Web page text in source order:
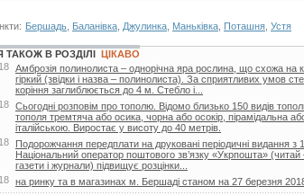
Бершадь Баланівка Джулинка Маньківка Поташня Устя
ТАКОЖ В РОЗДІЛІ ЦІКАВО
Амброзія полинолиста – однорічна яра рослина, що схожа
гіркий (звідки і назва – полинолиста). За сприятливих умов
коріння заглиблюється до 4 м. Стебло і...
Сьогодні розповім про тополю. Відомо близько 150 видів
тополя тремтяча або осика, чорна або осокір, пірамідальна
італійською. Виростає у висоту до 40 метрів.
Подорожчання передплати на друковані періодичні видання з
Національний оператор поштового зв’язку «Укрпошта» (читай
газети і журнали) підвищує розцінки...
на ринку та в магазинах м. Бершаді станом на 27 березня 2018